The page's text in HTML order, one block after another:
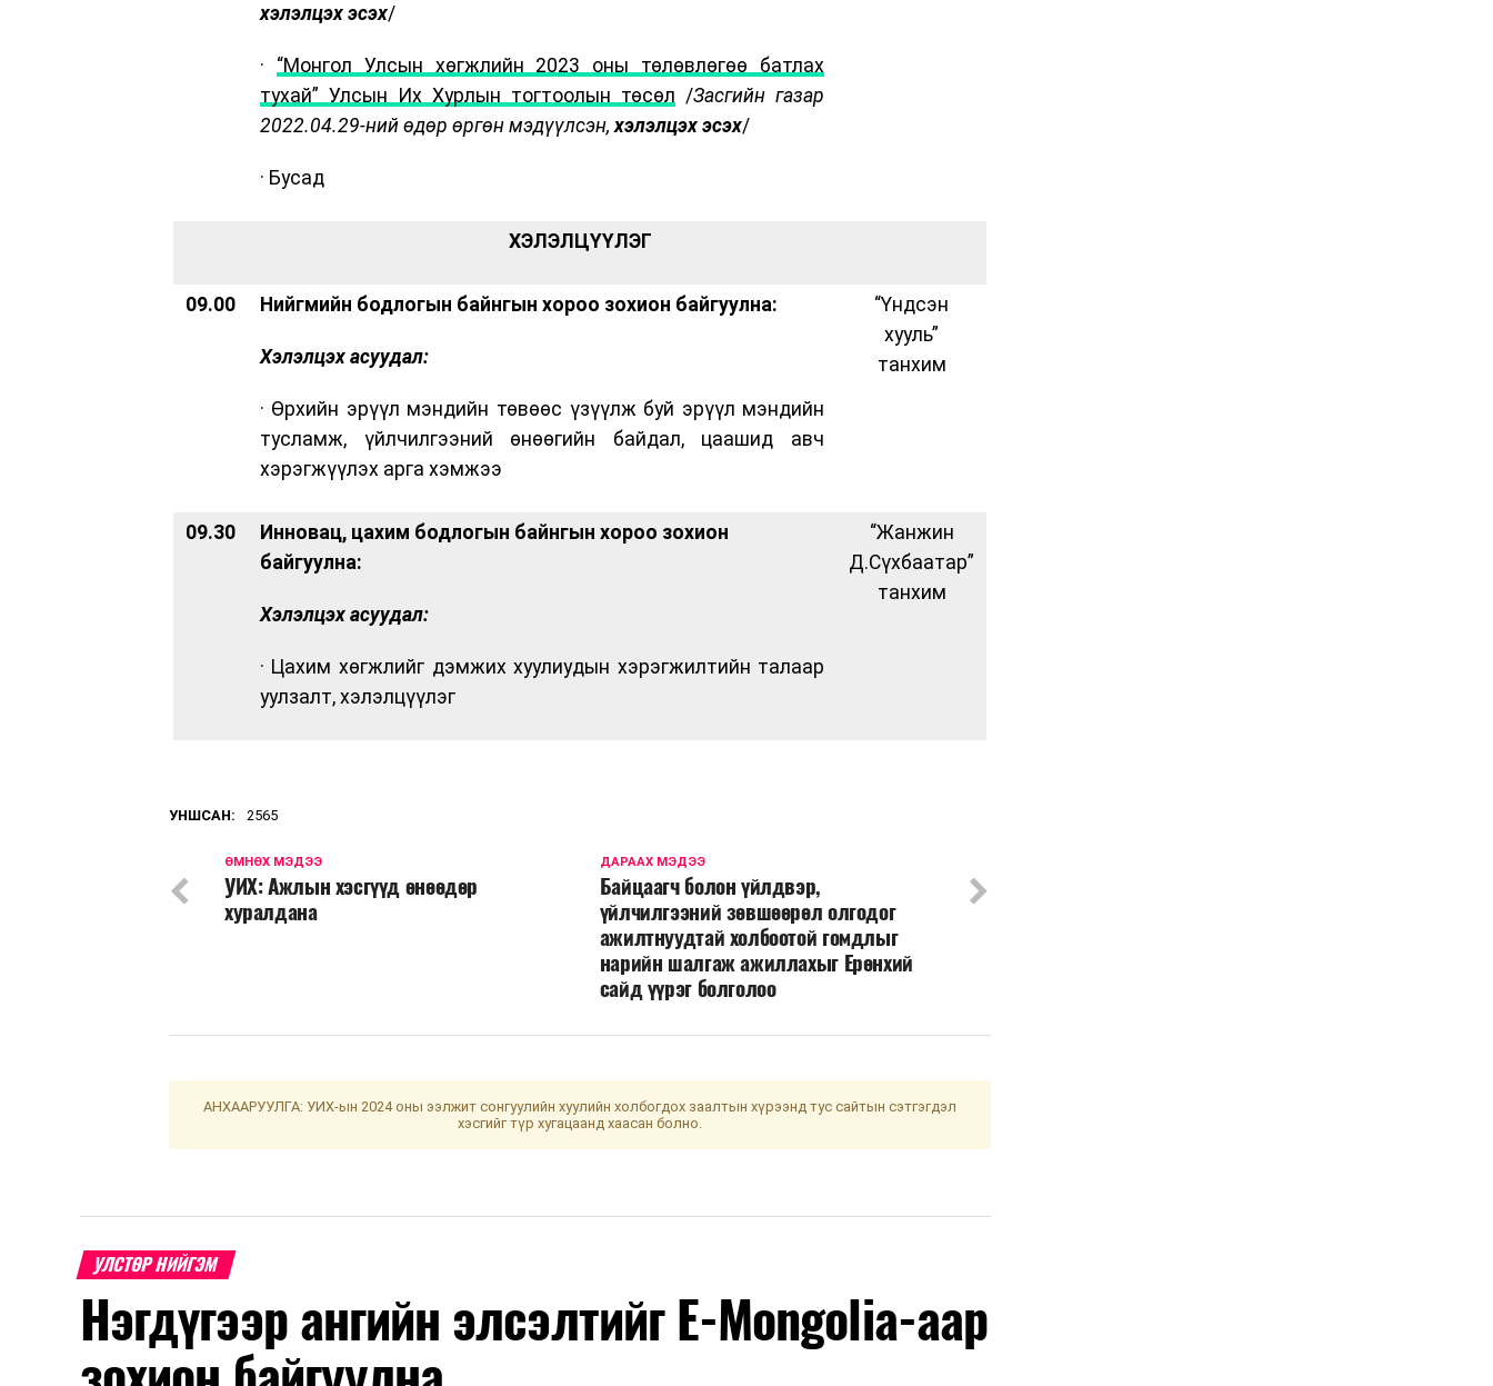
хэлэлцэх эсэх/
· “Монгол Улсын хөгжлийн 2023 оны төлөвлөгөө батлах
тухай” Улсын Их Хурлын тогтоолын төсөл /Засгийн газар
2022.04.29-ний өдөр өргөн мэдүүлсэн, хэлэлцэх эсэх/
· Бусад
ХЭЛЭЛЦҮҮЛЭГ
09.00 Нийгмийн бодлогын байнгын хороо зохион байгуулна:
Хэлэлцэх асуудал:
· Өрхийн эрүүл мэндийн төвөөс үзүүлж буй эрүүл мэндийн
тусламж, үйлчилгээний өнөөгийн байдал, цаашид авч
хэрэгжүүлэх арга хэмжээ
“Үндсэн
хууль”
танхим
09.30
Инновац, цахим бодлогын байнгын хороо зохион
байгуулна:
Хэлэлцэх асуудал:
· Цахим хөгжлийг дэмжих хуулиудын хэрэгжилтийн талаар
уулзалт, хэлэлцүүлэг
“Жанжин
Д.Сүхбаатар”
танхим
УНШСАН: 2565
ДАРААХ МЭДЭЭ
Байцаагч болон үйлдвэр,
үйлчилгээний зөвшөөрөл олгодог
ажилтнуудтай холбоотой гомдлыг
нарийн шалгаж ажиллахыг Ерөнхий
сайд үүрэг болголоо
ӨМНӨХ МЭДЭЭ
УИХ: Ажлын хэсгүүд өнөөдөр
хуралдана
АНХААРУУЛГА: УИХ-ын 2024 оны ээлжит сонгуулийн хуулийн холбогдох заалтын хүрээнд тус сайтын сэтгэгдэл
хэсгийг түр хугацаанд хаасан болно.
УЛСТӨР НИЙГЭМ
Нэгдүгээр ангийн элсэлтийг E-Mongolia-аар